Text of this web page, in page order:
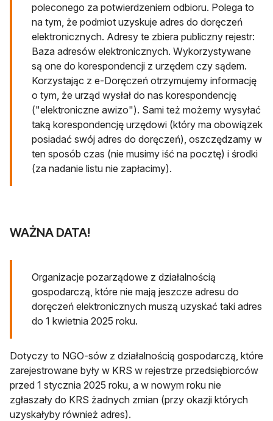
poleconego za potwierdzeniem odbioru. Polega to
na tym, że podmiot uzyskuje adres do doręczeń
elektronicznych. Adresy te zbiera publiczny rejestr:
Baza adresów elektronicznych. Wykorzystywane
są one do korespondencji z urzędem czy sądem.
Korzystając z e-Doręczeń otrzymujemy informację
o tym, że urząd wysłał do nas korespondencję
("elektroniczne awizo"). Sami też możemy wysyłać
taką korespondencję urzędowi (który ma obowiązek
posiadać swój adres do doręczeń), oszczędzamy w
ten sposób czas (nie musimy iść na pocztę) i środki
(za nadanie listu nie zapłacimy).
WAŻNA DATA!
Organizacje pozarządowe z działalnością
gospodarczą, które nie mają jeszcze adresu do
doręczeń elektronicznych muszą uzyskać taki adres
do 1 kwietnia 2025 roku.
Dotyczy to NGO-sów z działalnością gospodarczą, które
zarejestrowane były w KRS w rejestrze przedsiębiorców
przed 1 stycznia 2025 roku, a w nowym roku nie
zgłaszały do KRS żadnych zmian (przy okazji których
uzyskałyby również adres).